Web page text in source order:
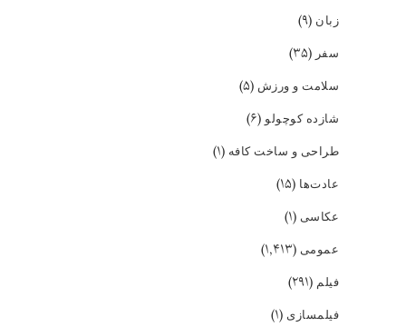
زبان (۹)
سفر (۳۵)
سلامت و ورزش (۵)
شازده کوچولو(۶)
طراحی و ساخت کافه (۱)
عادت‌ها (۱۵)
عکاسی (۱)
عمومی (۱,۴۱۳)
فیلم (۲۹۱)
فیلمسازی (۱)